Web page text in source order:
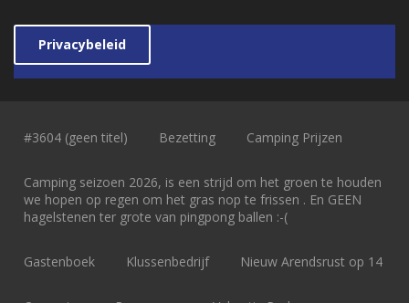
Privacybeleid
#3604 (geen titel) Bezetting Camping Prijzen
Camping seizoen 2026, is een strijd om het groen te houden
we hopen op regen om het gras nop te frissen . En GEEN
hagelstenen ter grote van pingpong ballen :-(
Gastenboek Klussenbedrijf Nieuw Arendsrust op 14